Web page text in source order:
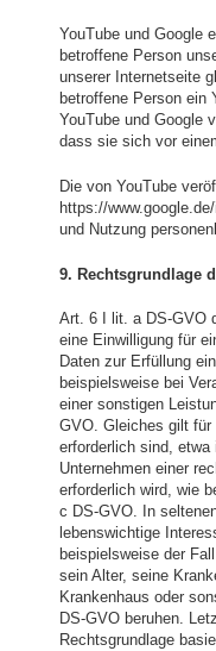
YouTube und Google
betroffene Person
unserer Internetseite
betroffene Person ein
YouTube und Google
dass sie sich vor
Die von YouTube
https://
und Nutzung
9. Rechtsgrundlage
Art. 6 I lit. a DS-GVO
eine Einwilligung für
Daten zur Erfüllung
beispielsweise bei
einer sonstigen
GVO. Gleiches gilt für
erforderlich sind, etwa
Unternehmen einer
erforderlich wird, wie
c DS-GVO. In
lebenswichtige
beispielsweise der
sein Alter, seine
Krankenhaus oder
DS-GVO beruhen.
Rechtsgrundlage